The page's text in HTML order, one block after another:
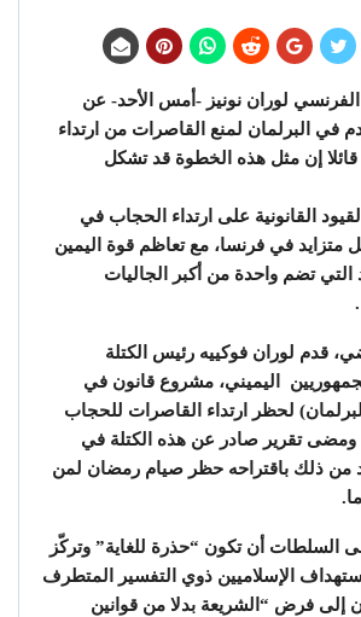
الفرنسي لوران نونيز -أمس الأحد- عن
في البرلمان لمنع القاصرات من ارتداء
قائلا إن مثل هذه الخطوة قد تشكل
القانونية على ارتداء الحجاب في
متزايد في فرنسا، مع تعاظم قوة اليمين
التي تضم واحدة من أكبر الجاليات
قدم لوران فوكييه رئيس الكتلة
اليميني، مشروع قانون في
لحظر ارتداء القاصرات للحجاب
ومضى تقرير صادر عن هذه الكتلة في
من ذلك باقتراحه حظر صيام رمضان لمن
السلطات أن تكون “حذرة للغاية” وتركّز
الإسلاميين ذوي التفسير المتطرف
إلى فرض “الشريعة بدلا من قوانين